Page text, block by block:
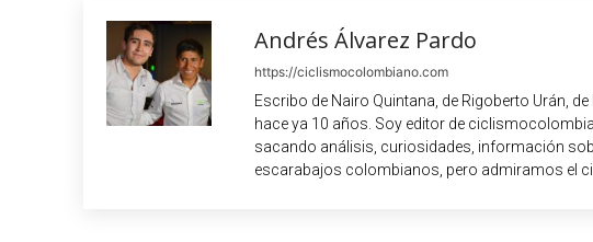
Andrés Álvarez Pardo
https://ciclismocolombiano.com
Escribo de Nairo Quintana, de Rigoberto Urán,
hace ya 10 años. Soy editor de
sacando análisis, curiosidades, información
escarabajos colombianos, pero admiramos el